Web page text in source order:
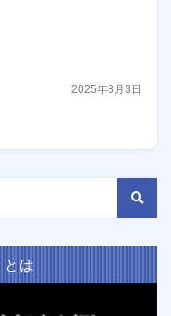
2025年8月3日
とは